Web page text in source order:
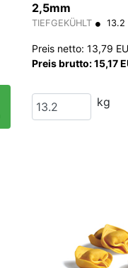
2,5mm
TIEFGEKÜHLT
Preis netto: 13,79
Preis brutto: 15,17
kg